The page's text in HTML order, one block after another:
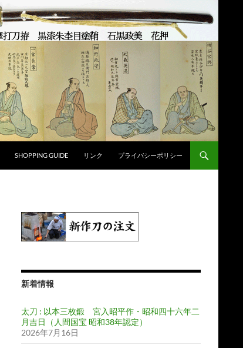
SHOPPING GUIDE リンク プライバシーポリシー
新着情報
太刀 : 以本三枚鍛 宮入昭平作・昭和四十六年二
月吉日（人間国宝 昭和38年認定）
2026年7月16日